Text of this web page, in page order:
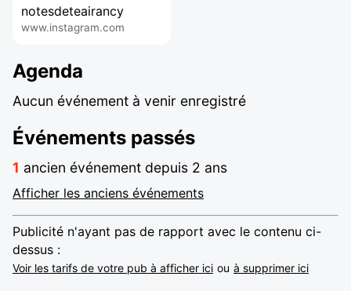
notesdeteairancy
www.instagram.com
Agenda
Aucun événement à venir enregistré
Événements passés
1 ancien événement depuis 2 ans
Afficher les anciens événements
Publicité n'ayant pas de rapport avec le contenu ci-
dessus :
Voir les tarifs de votre pub à afficher ici ou à supprimer ici